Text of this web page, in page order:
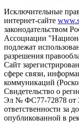
Исключительные
интернет-сайте
законодательством
Ассоциации
подлежат
разрешения
Сайт
сфере связи,
коммуникаций
Свидетельство о
Эл № ФС77-72878 от
ответственности за
опубликованной в